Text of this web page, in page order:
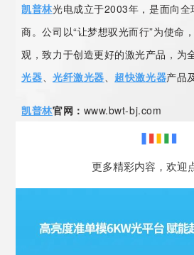
凯普林光电成立于2003年，是面向
商。公司以“让梦想驭光而行”为使命
观，致力于创造更好的激光产品，为
光器 、光纤激光器 超快激光器产品
凯普林官网： www.bwt-bj.com
更多精彩内容，欢迎